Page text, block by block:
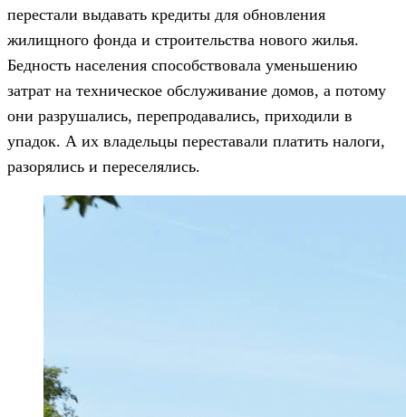
перестали выдавать кредиты для обновления
жилищного фонда и строительства нового жилья.
Бедность населения способствовала уменьшению
затрат на техническое обслуживание домов, а потому
они разрушались, перепродавались, приходили в
упадок. А их владельцы переставали платить налоги,
разорялись и переселялись.